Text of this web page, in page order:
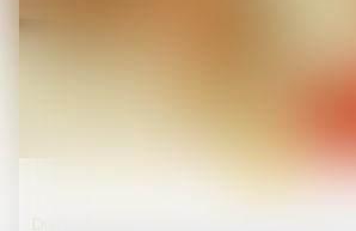
Divorce et séparation